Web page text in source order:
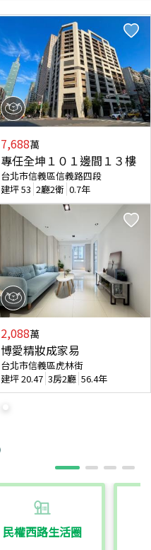
民權西路生活圈
7,688萬
專任全坤１０１邊間１３樓
台北市信義區信義路四段
建坪53 2廳2衛 0.7年
2,088萬
博愛精妝成家易
台北市信義區虎林街
建坪20.47 3房2廳 56.4年